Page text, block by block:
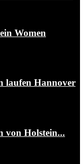
Women
laufen Hannover
von Holstein...